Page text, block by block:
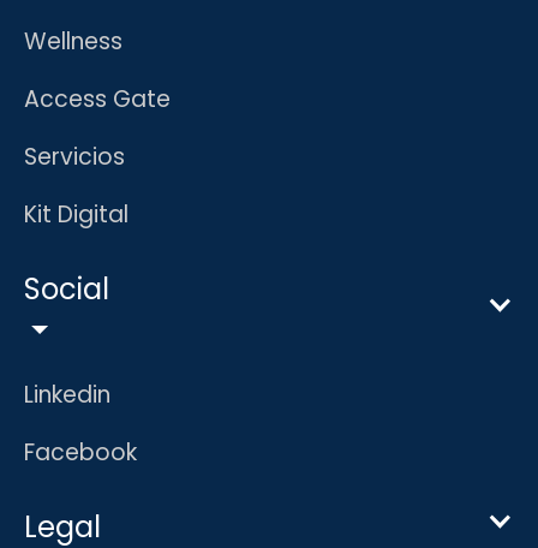
Wellness
Access Gate
Servicios
Kit Digital
Social
Linkedin
Facebook
Legal